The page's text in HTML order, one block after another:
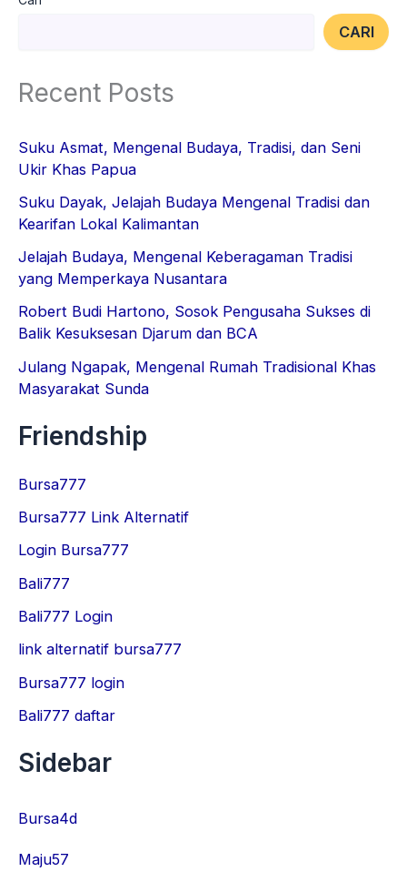
CARI
Recent Posts
Suku Asmat, Mengenal Budaya, Tradisi, dan Seni
Ukir Khas Papua
Suku Dayak, Jelajah Budaya Mengenal Tradisi dan
Kearifan Lokal Kalimantan
Jelajah Budaya, Mengenal Keberagaman Tradisi
yang Memperkaya Nusantara
Robert Budi Hartono, Sosok Pengusaha Sukses di
Balik Kesuksesan Djarum dan BCA
Julang Ngapak, Mengenal Rumah Tradisional Khas
Masyarakat Sunda
Friendship
Bursa777
Bursa777 Link Alternatif
Login Bursa777
Bali777
Bali777 Login
link alternatif bursa777
Bursa777 login
Bali777 daftar
Sidebar
Bursa4d
Maju57